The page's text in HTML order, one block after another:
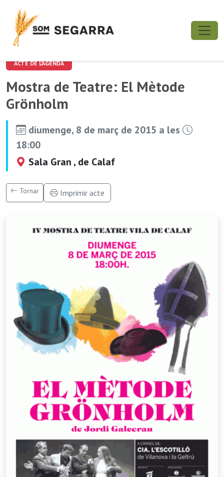
ACTE DE L'AGENDA
Mostra de Teatre: El Mètode
Grönholm
diumenge, 8 de març de 2015 a les
18:00
Sala Gran , de Calaf
Tornar Imprimir acte